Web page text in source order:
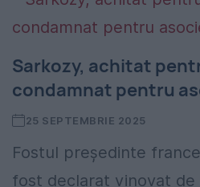
Sarkozy, achitat
condamnat pentru
25 SEPTEMBRIE 2025
Fostul președinte
fost declarat vinovat de